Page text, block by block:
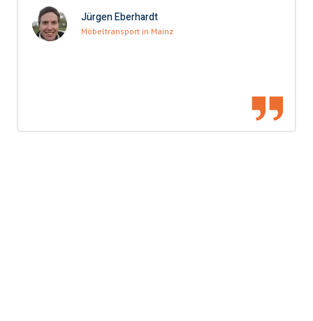
Jürgen Eberhardt
Möbeltransport in Mainz